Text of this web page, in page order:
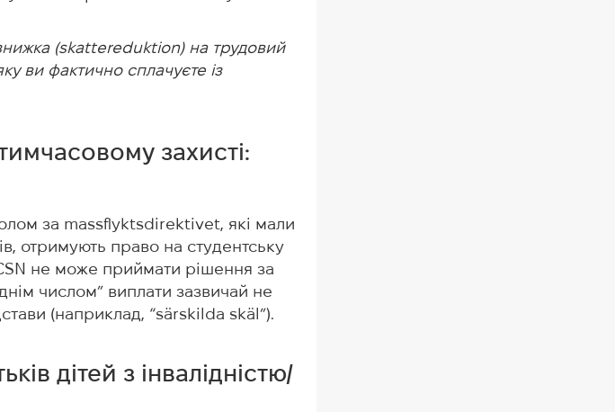
(skattereduktion) на трудовий
ви фактично сплачуєте із
захисті:
за massflyktsdirektivet, які мали
отримують право на студентську
не може приймати рішення за
числом” виплати зазвичай не
(наприклад, “särskilda skäl”).
дітей з інвалідністю/